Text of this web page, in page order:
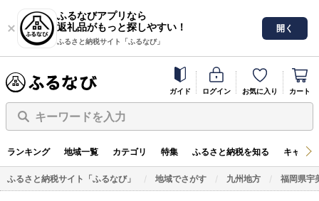
ふるなびアプリなら
返礼品がもっと探しやすい！
ふるさと納税サイト「ふるなび」
開く
ガイド ログイン お気に入り カート
キーワードを入力
ランキング 地域一覧 カテゴリ 特集 ふるさと納税を知る キャン
ふるさと納税サイト「ふるなび」 地域でさがす 九州地方 福岡県宇